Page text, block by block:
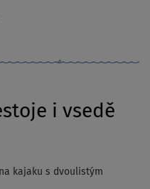
i vsedě
kajaku s dvoulistým